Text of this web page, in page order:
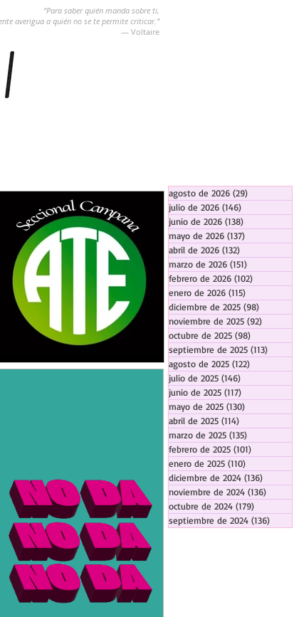
“Para saber quién manda sobre ti,
averigua a quién no se te permite criticar.”
― Voltaire
agosto de 2026 (29)
julio de 2026 (146)
junio de 2026 (138)
mayo de 2026 (137)
abril de 2026 (132)
marzo de 2026 (151)
febrero de 2026 (102)
enero de 2026 (115)
diciembre de 2025 (98)
noviembre de 2025 (92)
octubre de 2025 (98)
septiembre de 2025 (113)
agosto de 2025 (122)
julio de 2025 (146)
junio de 2025 (117)
mayo de 2025 (130)
abril de 2025 (114)
marzo de 2025 (135)
febrero de 2025 (101)
enero de 2025 (110)
diciembre de 2024 (136)
noviembre de 2024 (136)
octubre de 2024 (179)
septiembre de 2024 (136)